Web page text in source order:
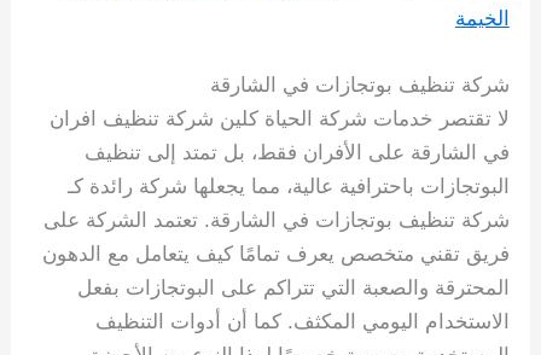
الخيمة
شركة تنظيف بوتجازات في الشارقة
لا تقتصر خدمات شركة الحياة كلين شركة تنظيف افران
في الشارقة على الأفران فقط، بل تمتد إلى تنظيف
البوتجازات باحترافية عالية، مما يجعلها شركة رائدة كـ
شركة تنظيف بوتجازات في الشارقة. تعتمد الشركة على
فريق تقني متخصص يعرف تمامًا كيف يتعامل مع الدهون
المحترقة والصعبة التي تتراكم على البوتجازات بفعل
الاستخدام اليومي المكثف. كما أن أدوات التنظيف